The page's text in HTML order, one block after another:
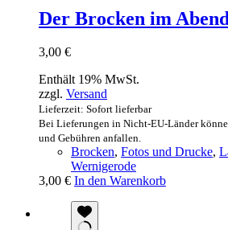
Der Brocken im
3,00 €
Enthält 19% MwSt.
zzgl. Versand
Lieferzeit: Sofort lieferbar
Bei Lieferungen in Nicht-EU-Länder
und Gebühren anfallen.
Brocken, Fotos und Drucke,
Wernigerode
3,00 € In den Warenkorb